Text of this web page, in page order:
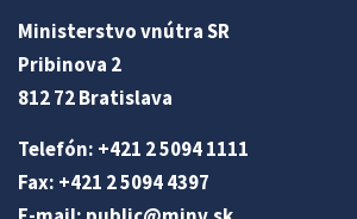
Ministerstvo vnútra SR
Pribinova 2
812 72 Bratislava
Telefón: +421 2 5094 1111
Fax: +421 2 5094 4397